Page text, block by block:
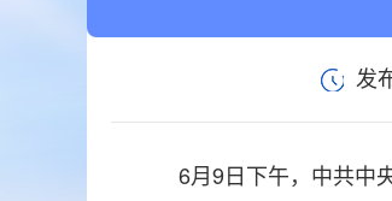
发
6月9日下午，中共中